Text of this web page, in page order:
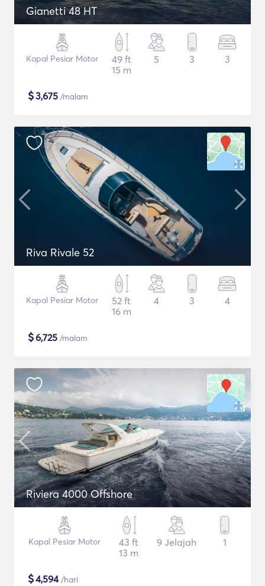
Gianetti 48 HT
Kapal Pesiar Motor
49 ft
15 m
5 3 3
$3,675 /malam
Riva Rivale 52
Kapal Pesiar Motor
52 ft
16 m
4 3 4
$6,725 /malam
Riviera 4000 Offshore
Kapal Pesiar Motor
43 ft
13 m
9 Jelajah 1
$4,594/hari